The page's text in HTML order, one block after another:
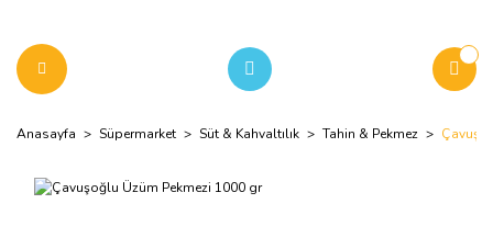
Anasayfa Süpermarket Süt & Kahvaltılık Tahin & Pekmez